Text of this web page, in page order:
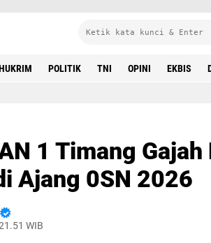
POLITIK TNI OPINI EKBIS
1 Timang
Ajang 0SN 2026
WIB